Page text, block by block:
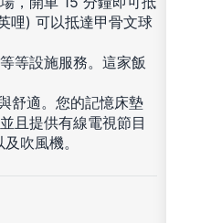
哩) 可以抵達甲骨文球
等設施服務。這家飯
舒適。您的記憶床墊
且提供有線電視節目
吹風機。